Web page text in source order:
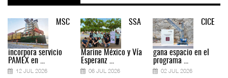
MSC
incorpora servicio
PAMEX en ...
12 JUL 2026
SSA
Marine México y Vía
Esperanz ...
06 JUL 2026
CICE
gana espacio en el
programa ...
02 JUL 2026